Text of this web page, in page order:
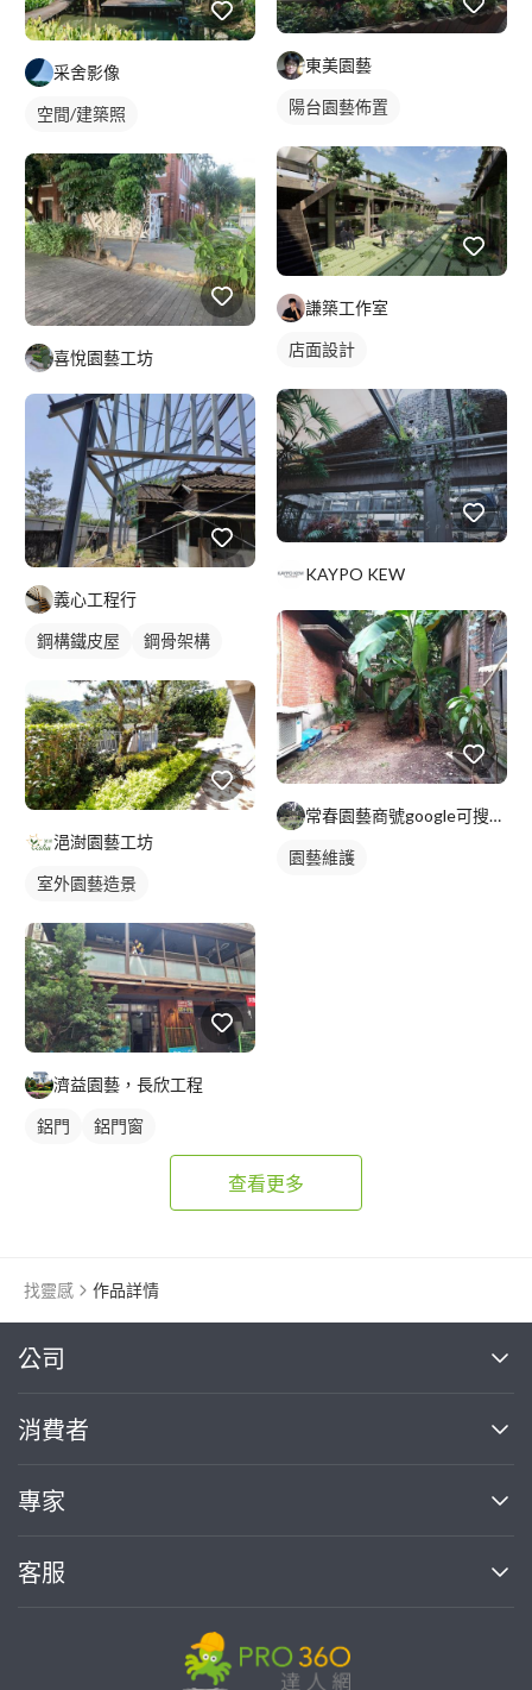
采舍影像
空間/建築照
喜悅園藝工坊
義心工程行
鋼構鐵皮屋 鋼骨架構
浥澍園藝工坊
室外園藝造景
濟益園藝，長欣工程
鋁門 鋁門窗
東美園藝
陽台園藝佈置
謙築工作室
店面設計
KAYPO KEW
常春園藝商號google可搜尋到:統編79855748
園藝維護
查看更多
找靈感 作品詳情
公司
關於我們
部落格
加入我們
消費者
買服務
熱門服務
專家
案件中心
客服
繼續完成